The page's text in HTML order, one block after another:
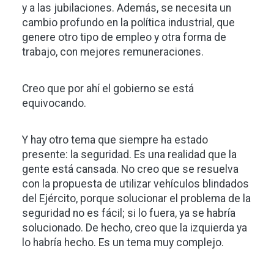
y a las jubilaciones. Además, se necesita un
cambio profundo en la política industrial, que
genere otro tipo de empleo y otra forma de
trabajo, con mejores remuneraciones.
Creo que por ahí el gobierno se está
equivocando.
Y hay otro tema que siempre ha estado
presente: la seguridad. Es una realidad que la
gente está cansada. No creo que se resuelva
con la propuesta de utilizar vehículos blindados
del Ejército, porque solucionar el problema de la
seguridad no es fácil; si lo fuera, ya se habría
solucionado. De hecho, creo que la izquierda ya
lo habría hecho. Es un tema muy complejo.